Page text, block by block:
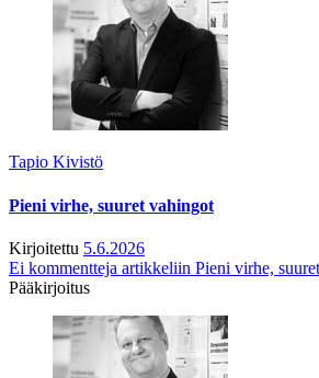
Tapio Kivistö
Pieni virhe, suuret vahingot
Kirjoitettu 5.6.2026
Ei kommentteja artikkeliin Pieni virhe,
Pääkirjoitus